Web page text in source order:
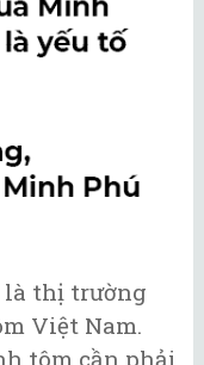
là thị trường
Việt Nam.
tôm cần phải